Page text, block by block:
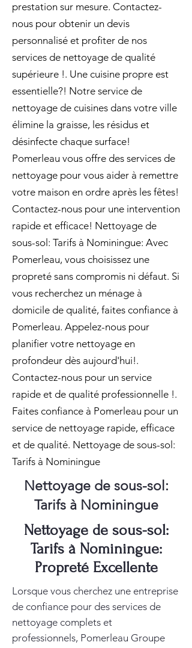
prestation sur mesure. Contactez-
nous pour obtenir un devis
personnalisé et profiter de nos
services de nettoyage de qualité
supérieure !. Une cuisine propre est
essentielle?! Notre service de
nettoyage de cuisines dans votre ville
élimine la graisse, les résidus et
désinfecte chaque surface!
Pomerleau vous offre des services de
nettoyage pour vous aider à remettre
votre maison en ordre après les fêtes!
Contactez-nous pour une intervention
rapide et efficace! Nettoyage de
sous-sol: Tarifs à Nominingue: Avec
Pomerleau, vous choisissez une
propreté sans compromis ni défaut. Si
vous recherchez un ménage à
domicile de qualité, faites confiance à
Pomerleau. Appelez-nous pour
planifier votre nettoyage en
profondeur dès aujourd'hui!.
Contactez-nous pour un service
rapide et de qualité professionnelle !.
Faites confiance à Pomerleau pour un
service de nettoyage rapide, efficace
et de qualité. Nettoyage de sous-sol:
Tarifs à Nominingue
Nettoyage de sous-sol:
Tarifs à Nominingue
Nettoyage de sous-sol:
Tarifs à Nominingue:
Propreté Excellente
Lorsque vous cherchez une entreprise
de confiance pour des services de
nettoyage complets et
professionnels, Pomerleau Groupe